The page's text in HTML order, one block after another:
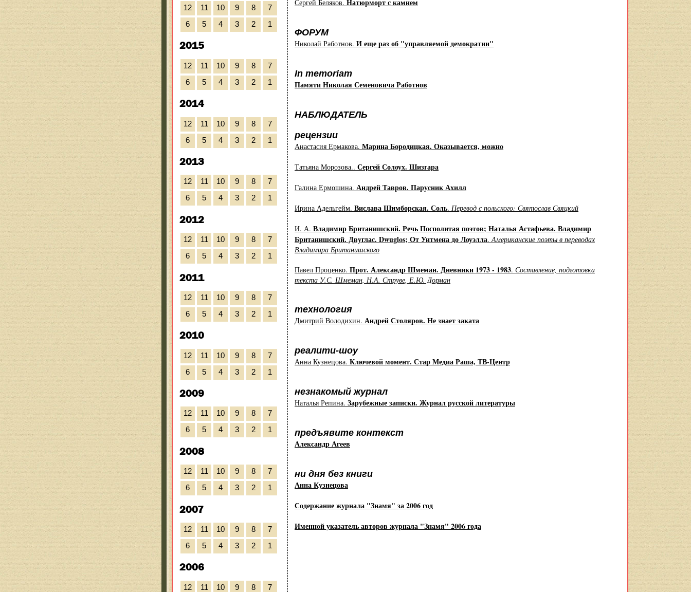
12 11 10 9 8
7
6
5 4 3 2 1
2015
12 11 10 9 8
7
6
5 4 3 2 1
2014
12 11 10 9 8
7
6
5 4 3 2 1
2013
12 11 10 9 8
7
6
5 4 3 2 1
2012
12 11 10 9 8
7
6
5 4 3 2 1
2011
12 11 10 9 8
7
6
5 4 3 2 1
2010
12 11 10 9 8
7
6
5 4 3 2 1
2009
12 11 10 9 8
7
6
5 4 3 2 1
2008
12 11 10 9 8
7
6
5 4 3 2 1
2007
12 11 10 9 8
7
6
5 4 3 2 1
2006
12 11 10 9 8
7
Сергей Беляков. Натюрморт с камнем
ФОРУМ
Николай Работнов. И еще раз об "управляемой демократии"
In memoriam
Памяти Николая Семеновича Работнов
НАБЛЮДАТЕЛЬ
рецензии
Анастасия Ермакова. Марина Бородицкая. Оказывается, можно
Татьяна Морозова.. Сергей Солоух. Шизгара
Галина Ермошина. Андрей Тавров. Парусник Ахилл
Ирина Адельгейм. Вислава Шимборская. Соль. Перевод с польского: Святослав Свяцкий
И. А. Владимир Британишский. Речь Посполитая поэтов; Наталья Астафьева. Владимир
Британишский. Двуглас. Dwuglos; От Уитмена до Лоуэлла. Американские поэты в переводах
Владимира Британишского
Павел Проценко. Прот. Александр Шмеман. Дневники 1973 - 1983. Составление, подготовка
текста У.С. Шмеман, Н.А. Струве, Е.Ю. Дорман
технология
Дмитрий Володихин. Андрей Столяров. Не знает заката
реалити-шоу
Анна Кузнецова. Ключевой момент. Стар Медиа Раша, ТВ-Центр
незнакомый журнал
Наталья Репина. Зарубежные записки. Журнал русской литературы
предъявите контекст
Александр Агеев
ни дня без книги
Анна Кузнецова
Содержание журнала "Знамя" за 2006 год
Именной указатель авторов журнала "Знамя" 2006 года